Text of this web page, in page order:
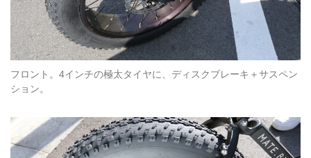
フロント。4インチの極太タイヤに、ディスクブレーキ＋サスペン
ション。